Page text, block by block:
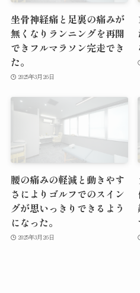
坐骨神経痛と足裏の痛みが
無くなりランニングを再開
できフルマラソン完走でき
た。
2025年3月26日
腰の痛みの軽減と動きやす
さによりゴルフでのスイン
グが思いっきりできるよう
になった。
2025年3月26日